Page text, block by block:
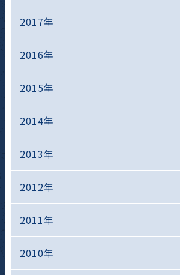
2017年
2016年
2015年
2014年
2013年
2012年
2011年
2010年